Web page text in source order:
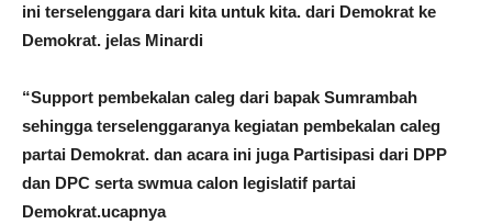
ini terselenggara dari kita untuk kita. dari Demokrat ke
Demokrat. jelas Minardi
“Support pembekalan caleg dari bapak Sumrambah
sehingga terselenggaranya kegiatan pembekalan caleg
partai Demokrat. dan acara ini juga Partisipasi dari DPP
dan DPC serta swmua calon legislatif partai
Demokrat.ucapnya